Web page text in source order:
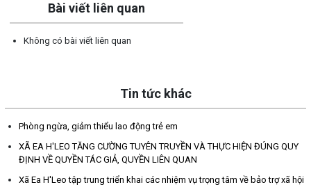
Bài viết liên quan
Không có bài viết liên quan
Tin tức khác
Phòng ngừa, giảm thiểu lao động trẻ em
XÃ EA H'LEO TĂNG CƯỜNG TUYÊN TRUYỀN VÀ THỰC HIỆN ĐÚNG QUY
ĐỊNH VỀ QUYỀN TÁC GIẢ, QUYỀN LIÊN QUAN
Xã Ea H'Leo tập trung triển khai các nhiệm vụ trọng tâm về bảo trợ xã hội